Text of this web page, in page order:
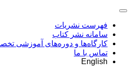
فهرست نشریات
سامانه نشر کتاب
کارگاه‌ها و دوره‌های آموزشی
تماس با ما
English